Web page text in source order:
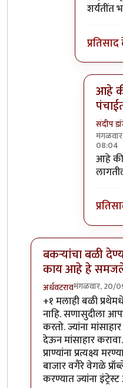
शर्यतींत
आहे
संदीप
08:04
In
आहे की
बकऱ्यांचा बळी
काय आहे हे समजले
अर्धवटरावमंगळवार, 20/
In reply to
+१ मलाही बळी
नाहि. सणासुदीला
करतो. ज्यांना
देऊन मांसाहार
प्राण्यांना प्रत्यक्ष्य
बाजार वगैरे वेगळे
करण्यात ज्यांना